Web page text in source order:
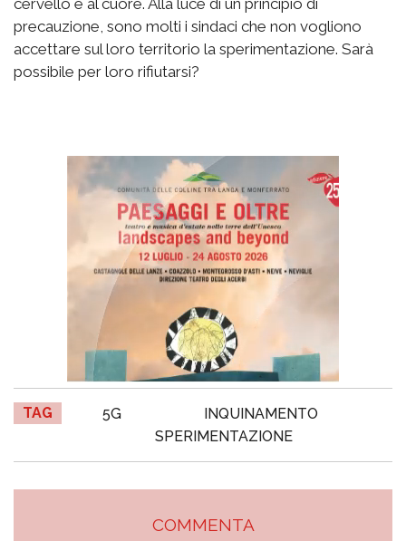
precauzione, sono molti i sindaci che non vogliono
accettare sul loro territorio la sperimentazione. Sarà
possibile per loro rifiutarsi?
TAG 5G
INQUINAMENTO
SPERIMENTAZIONE
COMMENTA